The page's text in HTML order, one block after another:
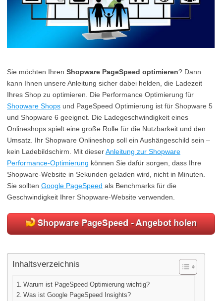
Sie möchten Ihren Shopware PageSpeed optimieren? Dann
kann Ihnen unsere Anleitung sicher dabei helden, die Ladezeit
Ihres Shop zu optimieren. Die Performance Optimierung für
Shopware Shops und PageSpeed Optimierung ist für Shopware 5
und Shopware 6 geeignet. Die Ladegeschwindigkeit eines
Onlineshops spielt eine große Rolle für die Nutzbarkeit und den
Umsatz. Ihr Shopware Onlineshop soll ein Aushängeschild sein –
kein Ladebildschirm. Mit dieserAnleitung zur Shopware
Performance-Optimierung können Sie dafür sorgen, dass Ihre
Shopware-Website in Sekunden geladen wird, nicht in Minuten.
Sie sollten Google PageSpeed als Benchmarks für die
Geschwindigkeit Ihrer Shopware-Website verwenden.
Inhaltsverzeichnis
Warum ist PageSpeed Optimierung wichtig?
Was ist Google PageSpeed Insights?